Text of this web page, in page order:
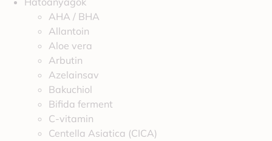
AHA / BHA
Allantoin
Aloe vera
Arbutin
Azelainsav
Bakuchiol
Bifida ferment
C-vitamin
Centella Asiatica (CICA)